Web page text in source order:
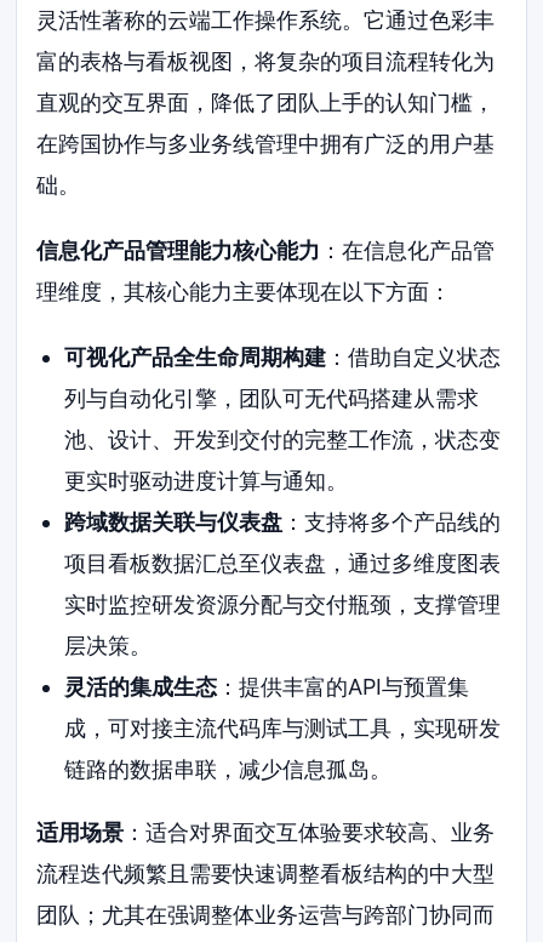
灵活性著称的云端工作操作系统。它通过色彩丰
富的表格与看板视图，将复杂的项目流程转化为
直观的交互界面，降低了团队上手的认知门槛，
在跨国协作与多业务线管理中拥有广泛的用户基
础。
信息化产品管理能力核心能力 ：在信息化产品管
理维度，其核心能力主要体现在以下方面：
可视化产品全生命周期构建：借助自定义状态
列与自动化引擎，团队可无代码搭建从需求
池、设计、开发到交付的完整工作流，状态变
更实时驱动进度计算与通知。
跨域数据关联与仪表盘：支持将多个产品线的
项目看板数据汇总至仪表盘，通过多维度图表
实时监控研发资源分配与交付瓶颈，支撑管理
层决策。
灵活的集成生态：提供丰富的API与预置集
成，可对接主流代码库与测试工具，实现研发
链路的数据串联，减少信息孤岛。
适用场景 ：适合对界面交互体验要求较高、业务
流程迭代频繁且需要快速调整看板结构的中大型
团队；尤其在强调整体业务运营与跨部门协同而